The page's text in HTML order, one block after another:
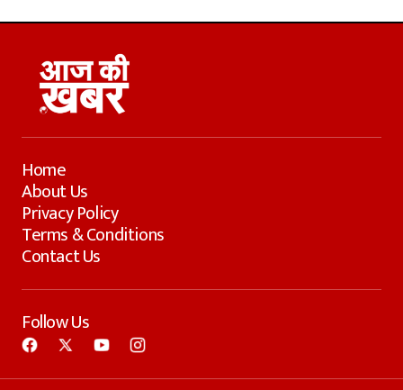
Home
About Us
Privacy Policy
Terms & Conditions
Contact Us
Follow Us